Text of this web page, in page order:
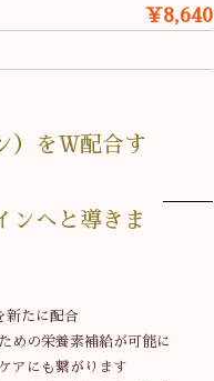
¥8,640
）をＷ配合す
ンへと導きま
新たに配合
めの栄養素補給が可能に
アにも繋がります